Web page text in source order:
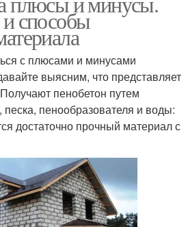
способы
с плюсами и минусами
выясним, что представляет
пенобетон путем
пенообразователя и воды:
достаточно прочный материал с